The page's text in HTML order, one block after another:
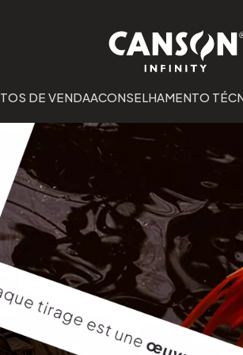
DE VENDAACONSELHAMENTO